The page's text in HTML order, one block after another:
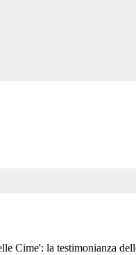
Cime': la testimonianza